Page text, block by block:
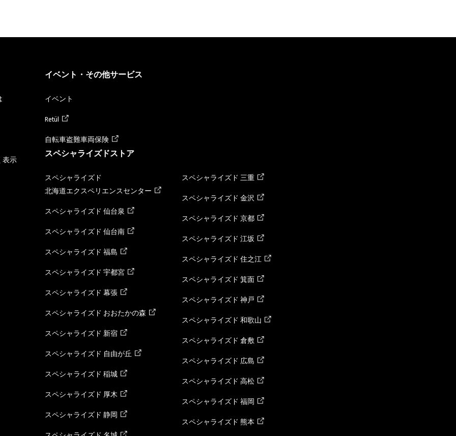
表示
イベント・その他サービス
イベント
Retül
自転車盗難車両保険
スペシャライズドストア
スペシャライズド
北海道エクスペリエンスセンター
スペシャライズド 仙台泉
スペシャライズド 仙台南
スペシャライズド 福島
スペシャライズド 宇都宮
スペシャライズド 幕張
スペシャライズド おおたかの森
スペシャライズド 新宿
スペシャライズド 自由が丘
スペシャライズド 稲城
スペシャライズド 厚木
スペシャライズド 静岡
スペシャライズド 三重
スペシャライズド 金沢
スペシャライズド 京都
スペシャライズド 江坂
スペシャライズド 住之江
スペシャライズド 箕面
スペシャライズド 神戸
スペシャライズド 和歌山
スペシャライズド 倉敷
スペシャライズド 広島
スペシャライズド 高松
スペシャライズド 福岡
スペシャライズド 熊本